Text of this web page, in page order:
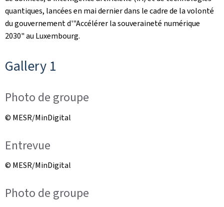
quantiques, lancées en mai dernier dans le cadre de la volonté
du gouvernement d'"Accélérer la souveraineté numérique
2030" au Luxembourg.
Gallery 1
Photo de groupe
© MESR/MinDigital
Entrevue
© MESR/MinDigital
Photo de groupe